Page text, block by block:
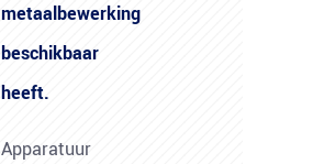
metaalbewerking
beschikbaar
heeft.
Apparatuur